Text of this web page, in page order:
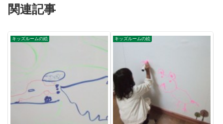
関連記事
キッズルームの絵 キッズルームの絵